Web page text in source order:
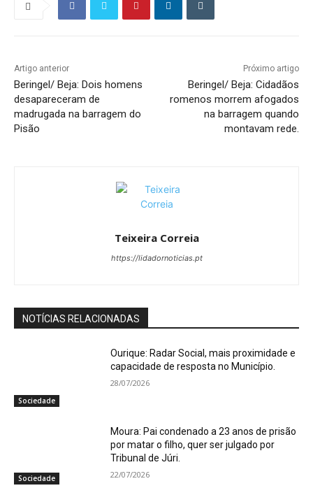
Artigo anterior
Beringel/ Beja: Dois homens
desapareceram de
madrugada na barragem do
Pisão
Próximo artigo
Beringel/ Beja: Cidadãos
romenos morrem afogados
na barragem quando
montavam rede.
Teixeira Correia
https://lidadornoticias.pt
NOTÍCIAS RELACIONADAS
Sociedade
Ourique: Radar Social, mais proximidade e
capacidade de resposta no Município.
28/07/2026
Sociedade
Moura: Pai condenado a 23 anos de prisão
por matar o filho, quer ser julgado por
Tribunal de Júri.
22/07/2026